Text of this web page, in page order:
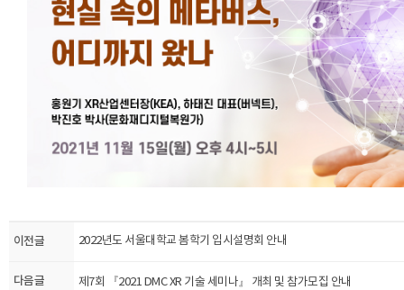
이전글 2022년도 서울대학교 봄학기 입시설명회 안내
다음글 제7회 『2021 DMC XR 기술 세미나』 개최 및 참가모집 안내